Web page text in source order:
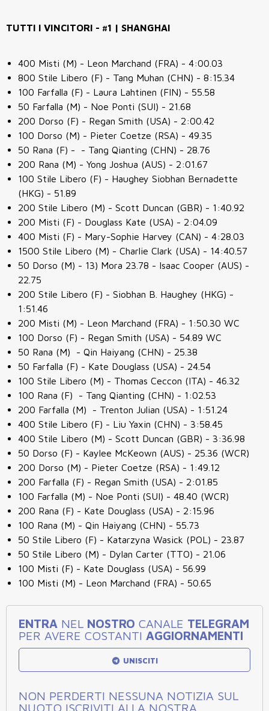
TUTTI I VINCITORI - #1 | SHANGHAI
400 Misti (M) - Leon Marchand (FRA) - 4:00.03
800 Stile Libero (F) - Tang Muhan (CHN) - 8:15.34
100 Farfalla (F) - Laura Lahtinen (FIN) - 55.58
50 Farfalla (M) - Noe Ponti (SUI) - 21.68
200 Dorso (F) - Regan Smith (USA) - 2:00.42
100 Dorso (M) - Pieter Coetze (RSA) - 49.35
50 Rana (F) - - Tang Qianting (CHN) - 28.76
200 Rana (M) - Yong Joshua (AUS) - 2:01.67
100 Stile Libero (F) - Haughey Siobhan Bernadette
(HKG) - 51.89
200 Stile Libero (M) - Scott Duncan (GBR) - 1:40.92
200 Misti (F) - Douglass Kate (USA) - 2:04.09
400 Misti (F) - Mary-Sophie Harvey (CAN) - 4:28.03
1500 Stile Libero (M) - Charlie Clark (USA) - 14:40.57
50 Dorso (M) - 13) Mora 23.78 - Isaac Cooper (AUS) -
22.75
200 Stile Libero (F) - Siobhan B. Haughey (HKG) -
1:51.46
200 Misti (M) - Leon Marchand (FRA) - 1:50.30 WC
100 Dorso (F) - Regan Smith (USA) - 54.89 WC
50 Rana (M) - Qin Haiyang (CHN) - 25.38
50 Farfalla (F) - Kate Douglass (USA) - 24.54
100 Stile Libero (M) - Thomas Ceccon (ITA) - 46.32
100 Rana (F) - Tang Qianting (CHN) - 1:02.53
200 Farfalla (M) - Trenton Julian (USA) - 1:51.24
400 Stile Libero (F) - Liu Yaxin (CHN) - 3:58.45
400 Stile Libero (M) - Scott Duncan (GBR) - 3:36.98
50 Dorso (F) - Kaylee McKeown (AUS) - 25.36 (WCR)
200 Dorso (M) - Pieter Coetze (RSA) - 1:49.12
200 Farfalla (F) - Regan Smith (USA) - 2:01.85
100 Farfalla (M) - Noe Ponti (SUI) - 48.40 (WCR)
200 Rana (F) - Kate Douglass (USA) - 2:15.96
100 Rana (M) - Qin Haiyang (CHN) - 55.73
50 Stile Libero (F) - Katarzyna Wasick (POL) - 23.87
50 Stile Libero (M) - Dylan Carter (TTO) - 21.06
100 Misti (F) - Kate Douglass (USA) - 56.99
100 Misti (M) - Leon Marchand (FRA) - 50.65
ENTRA NEL NOSTRO CANALE TELEGRAM
PER AVERE COSTANTI AGGIORNAMENTI
UNISCITI
NON PERDERTI NESSUNA NOTIZIA SUL
NUOTO ISCRIVITI ALLA NOSTRA